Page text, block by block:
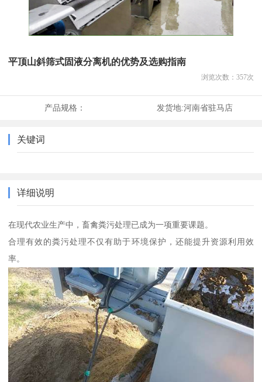
平顶山斜筛式固液分离机的优势及选购指南
浏览次数： 357次
产品规格： 发货地:河南省驻马店
关键词
详细说明
在现代农业生产中，畜禽粪污处理已成为一项重要课题。
合理有效的粪污处理不仅有助于环境保护，还能提升资源利用效
率。